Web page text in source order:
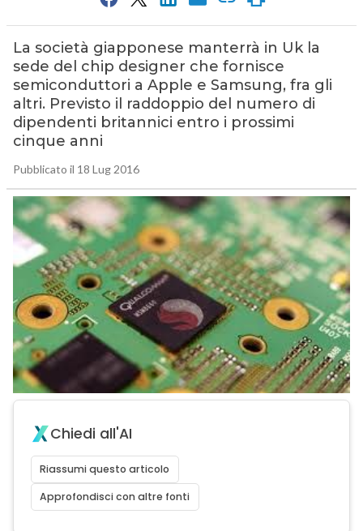
La società giapponese manterrà in Uk la
sede del chip designer che fornisce
semiconduttori a Apple e Samsung, fra gli
altri. Previsto il raddoppio del numero di
dipendenti britannici entro i prossimi
cinque anni
Pubblicato il 18 Lug 2016
Chiedi all'AI
Riassumi questo articolo
Approfondisci con altre fonti